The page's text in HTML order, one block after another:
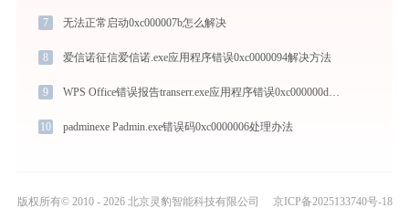
7 无法正常启动0xc000007b怎么解决
8 爱信诺征信爱信诺.exe应用程序错误0xc0000094解决方法
9 WPS Office错误报告transerr.exe应用程序错误0xc000000d解决方法
10 padminexe Padmin.exe错误码0xc0000006处理办法
版权所有© 2010 - 2026 北京灵豹智能科技有限公司 京ICP备2025133740号-18